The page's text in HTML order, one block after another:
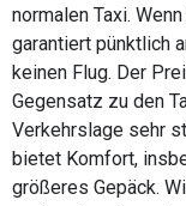
normalen Taxi.
garantiert pünktlich
keinen Flug. Der
Gegensatz zu den
Verkehrslage sehr
bietet Komfort,
größeres Gepäck.